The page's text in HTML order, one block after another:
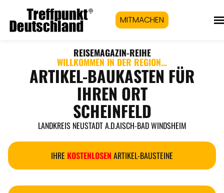
MITMACHEN
REISEMAGAZIN-REIHE
WILLKOMMEN IN DER REGION...
ARTIKEL-BAUKASTEN FÜR
IHREN ORT
SCHEINFELD
LANDKREIS NEUSTADT A.D.AISCH-BAD WINDSHEIM
IHRE KOSTENLOSEN ARTIKEL-BAUSTEINE